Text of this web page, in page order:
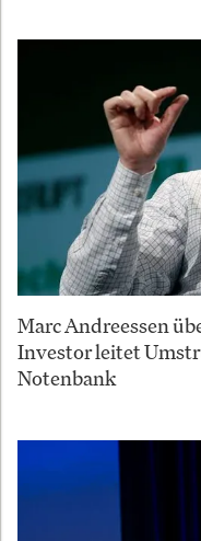
Marc Andreessen
Investor leitet
Notenbank